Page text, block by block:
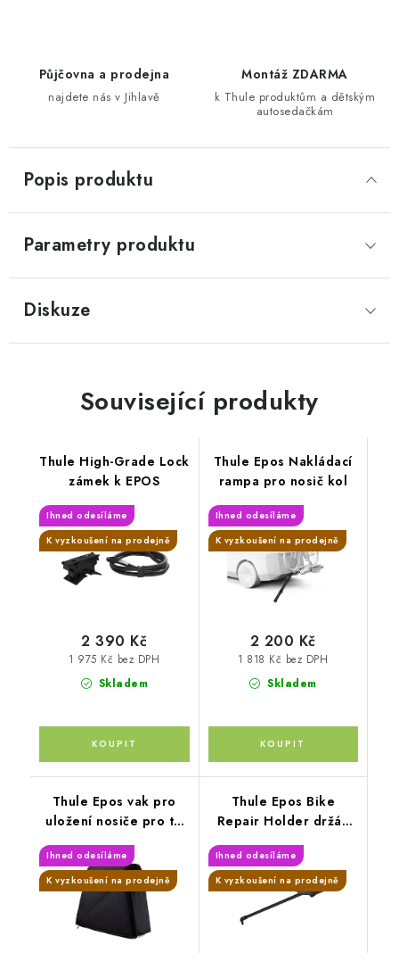
Půjčovna a prodejna
najdete nás v Jihlavě
Montáž ZDARMA
k Thule produktům a dětským
autosedačkám
Popis produktu
Parametry produktu
Diskuze
Související produkty
Thule High-Grade Lock
zámek k EPOS
Ihned odesíláme
K vyzkoušení na prodejně
Skladem
1 975 Kč bez DPH
2 390 Kč
Thule Epos Nakládací
rampa pro nosič kol
Ihned odesíláme
K vyzkoušení na prodejně
Skladem
1 818 Kč bez DPH
2 200 Kč
Thule Epos vak pro
uložení nosiče pro tři
kola
Ihned odesíláme
K vyzkoušení na prodejně
Thule Epos Bike
Repair Holder držák
pro opravy kol
Ihned odesíláme
K vyzkoušení na prodejně